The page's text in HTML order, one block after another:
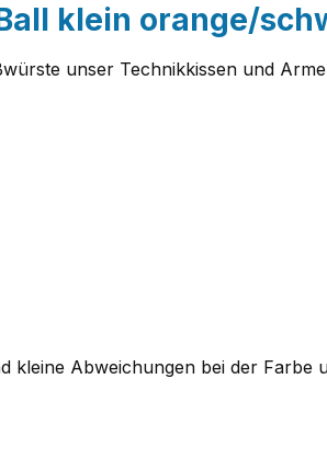
klein orange/
unser Technikkissen und
kleine Abweichungen bei der Farbe